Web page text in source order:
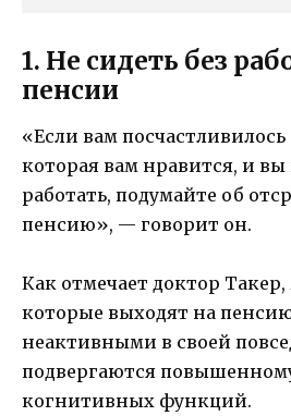
1. Не сидеть без
пенсии
«Если вам посчастливилось
которая вам нравится, и
работать, подумайте об
пенсию», — говорит он.
Как отмечает доктор
которые выходят на
неактивными в своей
подвергаются
когнитивных функций.